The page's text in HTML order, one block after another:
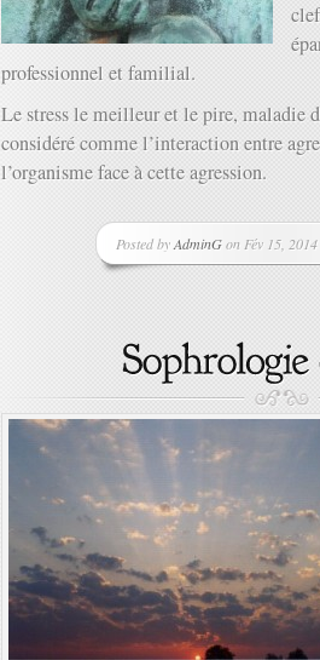
professionnel et familial.
Le stress le meilleur et le pire, maladie
considéré comme l’interaction entre
l’organisme face à cette agression.
Posted byAdminGon Fév 15,